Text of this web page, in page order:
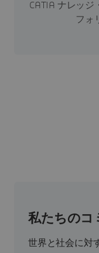
CATIA ナレッジ
フォ
私たちのコ
世界と社会に対